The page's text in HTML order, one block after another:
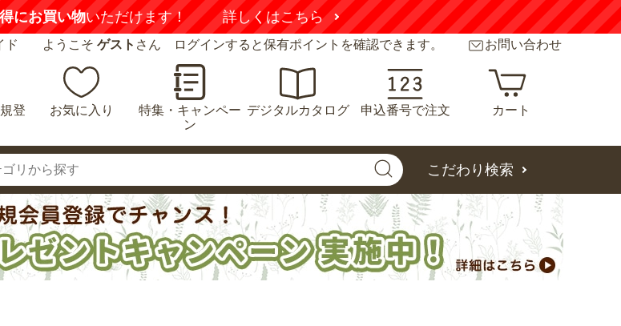
にお買い物いただけます！ 詳しくはこちら
ド ようこそ ゲスト さん ログインすると保有ポイントを確認できます。 お問い合わせ
登
お気に入り
特集・キャンペー
ン
デジタルカタログ 申込番号で注文 カート
こだわり検索